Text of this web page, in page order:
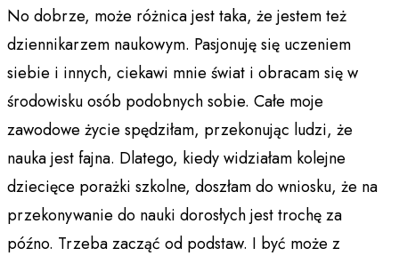
No dobrze, może różnica jest taka, że jestem też
dziennikarzem naukowym. Pasjonuję się uczeniem
siebie i innych, ciekawi mnie świat i obracam się w
środowisku osób podobnych sobie. Całe moje
zawodowe życie spędziłam, przekonując ludzi, że
nauka jest fajna. Dlatego, kiedy widziałam kolejne
dziecięce porażki szkolne, doszłam do wniosku, że na
przekonywanie do nauki dorosłych jest trochę za
późno. Trzeba zacząć od podstaw. I być może z